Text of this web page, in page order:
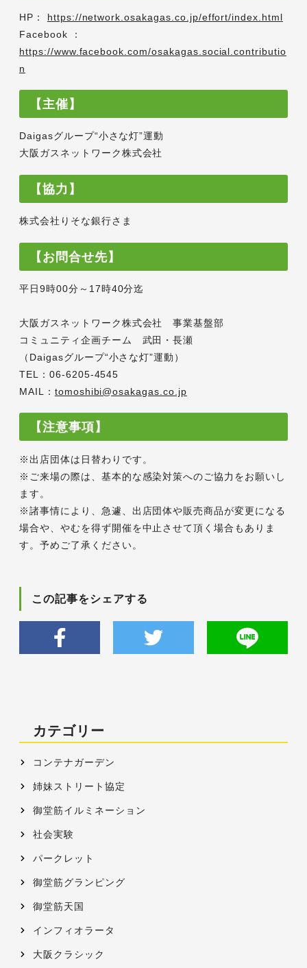
HP： https://network.osakagas.co.jp/effort/index.html
Facebook ：
https://www.facebook.com/osakagas.social.contributio
n
【主催】
Daigasグループ“小さな灯”運動
大阪ガスネットワーク株式会社
【協力 】
株式会社りそな銀行さま
【お問合せ先】
平日9時00分～17時40分迄
大阪ガスネットワーク株式会社 事業基盤部
コミュニティ企画チーム 武田・長瀬
（Daigasグループ“小さな灯”運動）
TEL：06-6205-4545
MAIL： tomoshibi@osakagas.co.jp
【注意事項】
※出店団体は日替わりです。
※ご来場の際は、基本的な感染対策へのご協力をお願いし
ます。
※諸事情により、急遽、出店団体や販売商品が変更になる
場合や、やむを得ず開催を中止させて頂く場合もありま
す。予めご了承ください。
この記事をシェアする
カテゴリー
コンテナガーデン
姉妹ストリート協定
御堂筋イルミネーション
社会実験
パークレット
御堂筋グランピング
御堂筋天国
インフィオラータ
大阪クラシック